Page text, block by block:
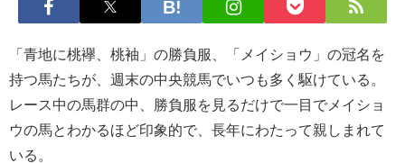
「青地に桃襷、桃袖」の勝負服、「メイショウ」の冠名を
持つ馬たちが、週末の中央競馬でいつも多く駆けている。
レース中の馬群の中、勝負服を見るだけで一目でメイショ
ウの馬とわかるほど印象的で、長年にわたって親しまれて
いる。